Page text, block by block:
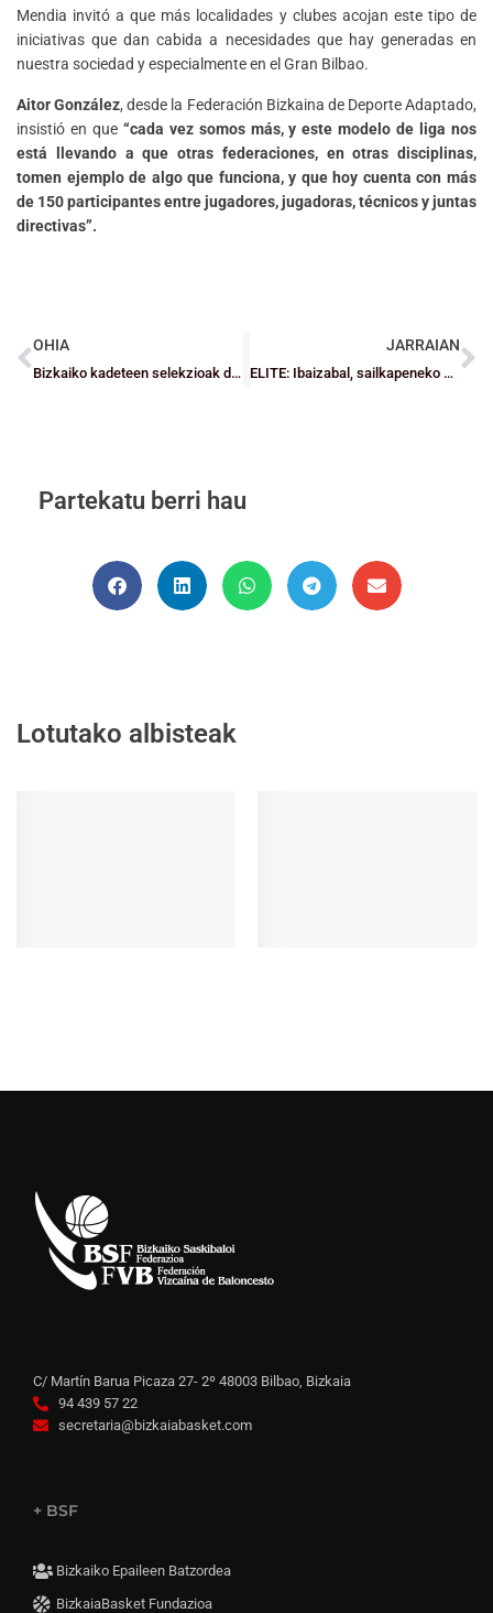
Mendia invitó a que más localidades y clubes acojan este tipo de
iniciativas que dan cabida a necesidades que hay generadas en
nuestra sociedad y especialmente en el Gran Bilbao.
Aitor González, desde la Federación Bizkaina de Deporte Adaptado,
insistió en que “cada vez somos más, y este modelo de liga nos
está llevando a que otras federaciones, en otras disciplinas,
tomen ejemplo de algo que funciona, y que hoy cuenta con más
de 150 participantes entre jugadores, jugadoras, técnicos y juntas
directivas”.
OHIA
Bizkaiko kadeteen selekzioak definitu dira EUSKNAF25erako
JARRAIAN
ELITE: Ibaizabal, sailkapeneko ohorezko postuetan
Partekatu berri hau
Lotutako albisteak
C/ Martín Barua Picaza 27- 2º 48003 Bilbao, Bizkaia
94 439 57 22
secretaria@bizkaiabasket.com
+ BSF
Bizkaiko Epaileen Batzordea
BizkaiaBasket Fundazioa